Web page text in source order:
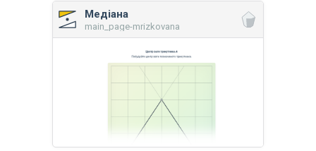
Медіана
main_page-mrizkovana